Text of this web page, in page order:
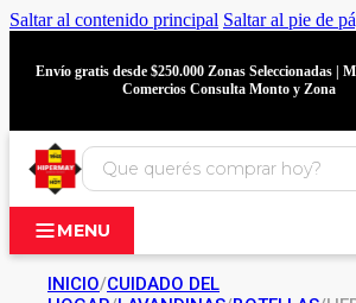
Saltar al contenido principal Saltar al pie de
Envío gratis desde $250.000 Zonas Seleccionadas |
Comercios Consulta Monto y Zona
MENU
INICIO/CUIDADO DEL